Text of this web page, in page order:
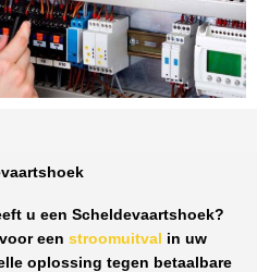
u een Scheldevaartshoek?
een stroomuitval in uw
oplossing tegen betaalbare